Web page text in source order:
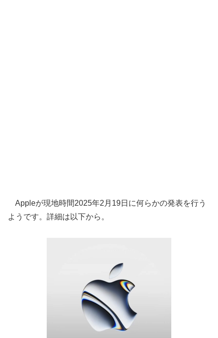
Appleが現地時間2025年2月19日に何らかの発表を行う
ようです。詳細は以下から。